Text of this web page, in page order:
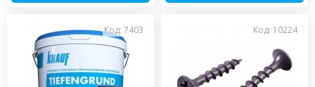
Код: 7403 Код: 10224